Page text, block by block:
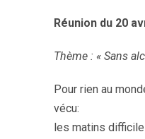
Réunion du 20
Thème : « Sans
Pour rien au
vécu:
les matins